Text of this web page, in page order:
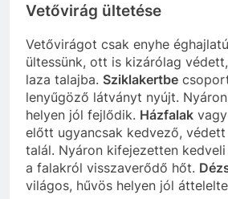
Vetővirág ültetése
Vetővirágot csak enyhe
ültessünk, ott is kizárólag
laza talajba. Sziklakertbe
lenyűgöző látványt nyújt.
helyen jól fejlődik. Házfalak
előtt ugyancsak kedvező,
talál. Nyáron kifejezetten
a falakról visszaverődő hőt.
világos, hűvös helyen jól